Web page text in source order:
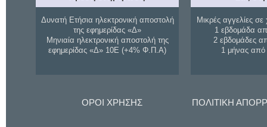
Δυνατή Ετήσια ηλεκτρονική αποστολή
της εφημερίδας «Δ»
Μηνιαία ηλεκτρονική αποστολή της
εφημερίδας «Δ» 10Ε (+4% Φ.Π.Α)
Μικρές αγγελίες σε
1 εβδομάδα
2 εβδομάδες
1 μήνας
ΟΡΟΙ ΧΡΗΣΗΣ ΠΟΛΙΤΙΚΗ